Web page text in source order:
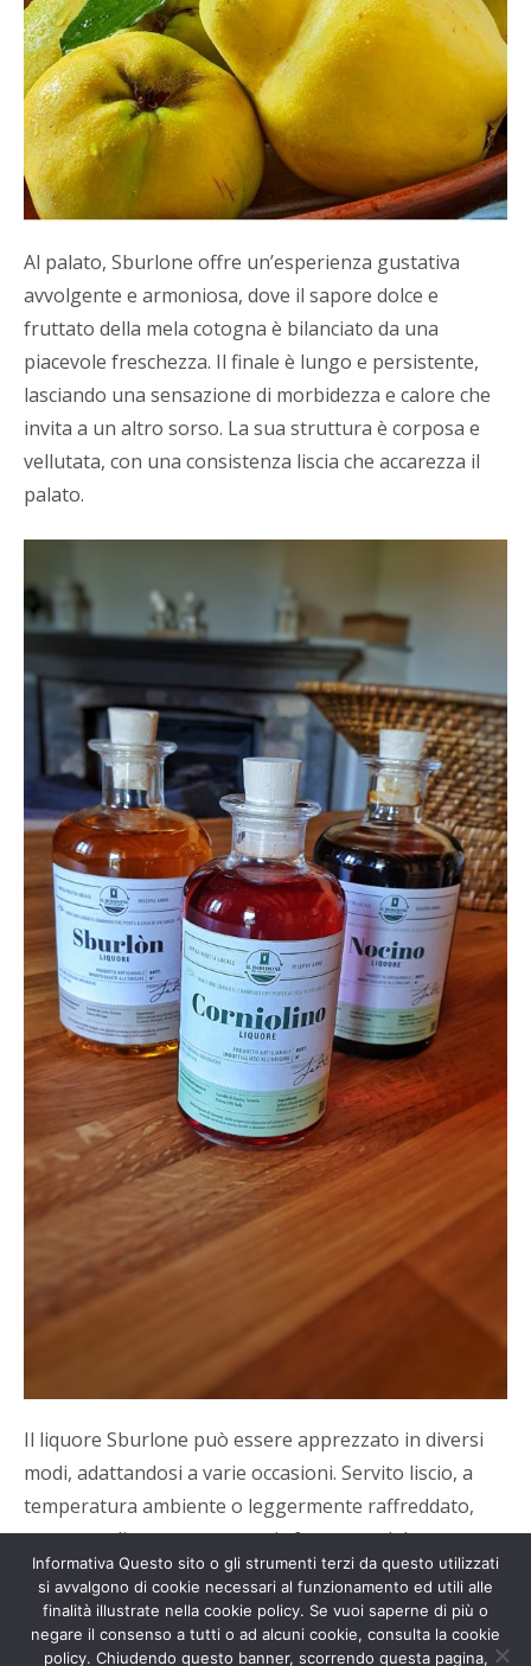
Al palato, Sburlone offre un’esperienza gustativa
avvolgente e armoniosa, dove il sapore dolce e
fruttato della mela cotogna è bilanciato da una
piacevole freschezza. Il finale è lungo e persistente,
lasciando una sensazione di morbidezza e calore che
invita a un altro sorso. La sua struttura è corposa e
vellutata, con una consistenza liscia che accarezza il
palato.
Il liquore Sburlone può essere apprezzato in diversi
modi, adattandosi a varie occasioni. Servito liscio, a
temperatura ambiente o leggermente raffreddato,
permette di assaporare ogni sfumatura del suo
complesso profilo aromatico.
Versato su ghiaccio, rivela una freschezza
Informativa Questo sito o gli strumenti terzi da questo utilizzati
si avvalgono di cookie necessari al funzionamento ed utili alle
finalità illustrate nella cookie policy. Se vuoi saperne di più o
negare il consenso a tutti o ad alcuni cookie, consulta la cookie
policy. Chiudendo questo banner, scorrendo questa pagina,